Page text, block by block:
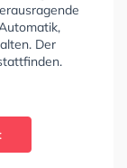
Der